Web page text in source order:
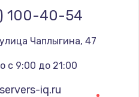
руб.
питания
100-40-54
улица Чаплыгина, 47
с 9:00 до 21:00
iq.ru